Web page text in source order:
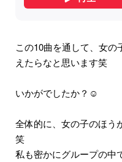
この10曲を通して、女
えたらなと思います笑
いかがでしたか？☺️
全体的に、女の子のほう
笑
私も密かにグループの中